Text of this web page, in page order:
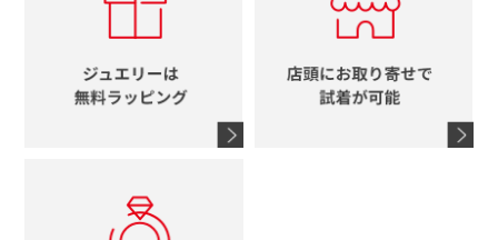
ブルガリ
グッチ
スタージュエリー
コーチ
ブランドアイテムをすべて見る
時計をすべて見る
エルメス
シャネル